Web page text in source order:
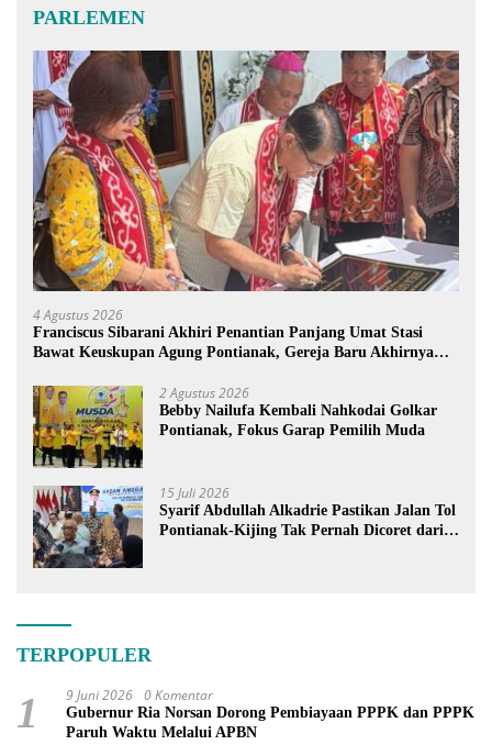
PARLEMEN
4 Agustus 2026
Franciscus Sibarani Akhiri Penantian Panjang Umat Stasi
Bawat Keuskupan Agung Pontianak, Gereja Baru Akhirnya
2 Agustus 2026
Bebby Nailufa Kembali Nahkodai Golkar
Pontianak, Fokus Garap Pemilih Muda
15 Juli 2026
Syarif Abdullah Alkadrie Pastikan Jalan Tol
Pontianak-Kijing Tak Pernah Dicoret dari
TERPOPULER
1 9 Juni 2026 0 Komentar
Gubernur Ria Norsan Dorong Pembiayaan PPPK dan PPPK
Paruh Waktu Melalui APBN